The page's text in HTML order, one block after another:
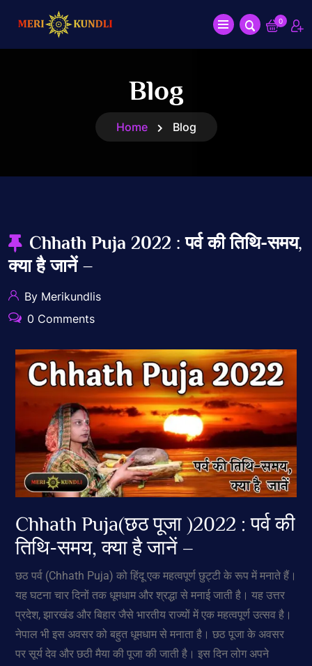
0
Blog
Home Blog
Chhath Puja 2022 : पर्व की तिथि-समय,
क्या है जानें –
By Merikundlis
0 Comments
Chhath Puja(छठ पूजा )2022 : पर्व की
तिथि-समय, क्या है जानें –
छठ पर्व (Chhath Puja) को हिंदू एक महत्वपूर्ण छुट्टी के रूप में मनाते हैं।
यह घटना चार दिनों तक धूमधाम और श्रद्धा से मनाई जाती है। यह उत्तर
प्रदेश, झारखंड और बिहार जैसे भारतीय राज्यों में एक महत्वपूर्ण उत्सव है।
नेपाल भी इस अवसर को बहुत धूमधाम से मनाता है। छठ पूजा के अवसर
पर सूर्य देव और छठी मैया की पूजा की जाती है। इस दिन लोग अपने